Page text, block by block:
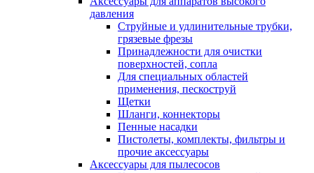
давления
Струйные и удлинительные трубки,
грязевые фрезы
Принадлежности для очистки
поверхностей, сопла
Для специальных областей
применения, пескоструй
Щетки
Шланги, коннекторы
Пенные насадки
Пистолеты, комплекты, фильтры и
прочие аксессуары
Аксессуары для пылесосов